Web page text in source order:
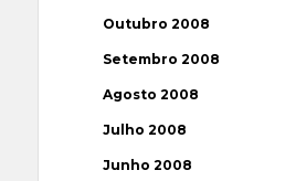
Outubro 2008
Setembro 2008
Agosto 2008
Julho 2008
Junho 2008